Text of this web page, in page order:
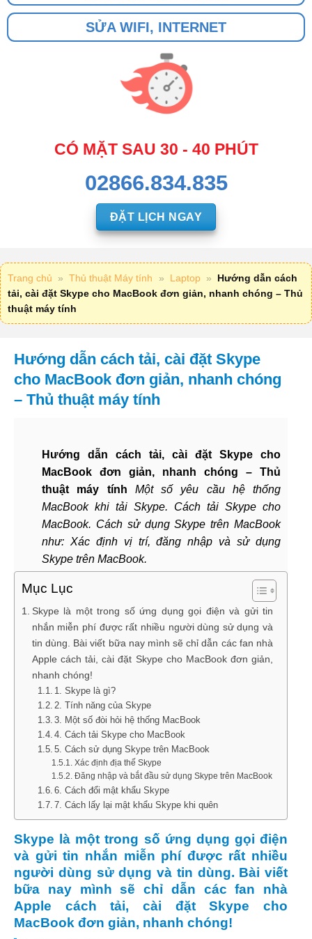
SỬA WIFI, INTERNET
CÓ MẶT SAU 30 - 40 PHÚT
02866.834.835
ĐẶT LỊCH NGAY
Trang chủ » Thủ thuật Máy tính » Laptop »
Hướng dẫn cách
tải, cài đặt Skype cho MacBook đơn giản, nhanh chóng – Thủ
thuật máy tính
Hướng dẫn cách tải, cài đặt Skype
cho MacBook đơn giản, nhanh chóng
– Thủ thuật máy tính
Hướng dẫn cách tải, cài đặt Skype cho
MacBook đơn giản, nhanh chóng – Thủ
thuật máy tính
Một số yêu cầu hệ thống
MacBook khi tải Skype. Cách tải Skype cho
MacBook. Cách sử dụng Skype trên MacBook
như: Xác định vị trí, đăng nhập và sử dụng
Skype trên MacBook.
Mục Lục
Skype là một trong số ứng dụng gọi điện và gửi tin
nhắn miễn phí được rất nhiều người dùng sử dụng và
tin dùng. Bài viết bữa nay mình sẽ chỉ dẫn các fan nhà
Apple cách tải, cài đặt Skype cho MacBook đơn giản,
nhanh chóng!
1. Skype là gì?
2. Tính năng của Skype
3. Một số đòi hỏi hệ thống MacBook
4. Cách tải Skype cho MacBook
5. Cách sử dụng Skype trên MacBook
Xác định địa thế Skype
Đăng nhập và bắt đầu sử dụng Skype trên MacBook
6. Cách đổi mật khẩu Skype
7. Cách lấy lại mật khẩu Skype khi quên
Skype là một trong số ứng dụng gọi điện
và gửi tin nhắn miễn phí được rất nhiều
người dùng sử dụng và tin dùng. Bài viết
bữa nay mình sẽ chỉ dẫn các fan nhà
Apple cách tải, cài đặt Skype cho
MacBook đơn giản, nhanh chóng!